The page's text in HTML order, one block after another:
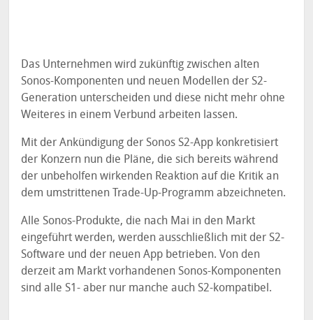
Das Unternehmen wird zukünftig zwischen alten
Sonos-Komponenten und neuen Modellen der S2-
Generation unterscheiden und diese nicht mehr ohne
Weiteres in einem Verbund arbeiten lassen.
Mit der Ankündigung der Sonos S2-App konkretisiert
der Konzern nun die Pläne, die sich bereits während
der unbeholfen wirkenden Reaktion auf die Kritik an
dem umstrittenen Trade-Up-Programm abzeichneten.
Alle Sonos-Produkte, die nach Mai in den Markt
eingeführt werden, werden ausschließlich mit der S2-
Software und der neuen App betrieben. Von den
derzeit am Markt vorhandenen Sonos-Komponenten
sind alle S1- aber nur manche auch S2-kompatibel.